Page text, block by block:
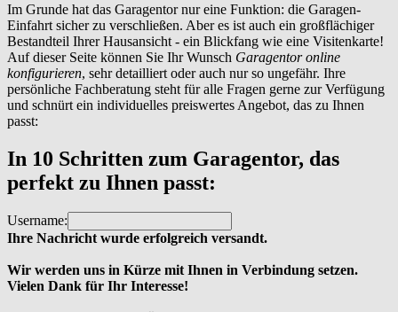
Im Grunde hat das Garagentor nur eine Funktion: die Garagen-
Einfahrt sicher zu verschließen. Aber es ist auch ein großflächiger
Bestandteil Ihrer Hausansicht - ein Blickfang wie eine Visitenkarte!
Auf dieser Seite können Sie Ihr Wunsch Garagentor online
konfigurieren, sehr detailliert oder auch nur so ungefähr. Ihre
persönliche Fachberatung steht für alle Fragen gerne zur Verfügung
und schnürt ein individuelles preiswertes Angebot, das zu Ihnen
passt:
In 10 Schritten zum Garagentor, das
perfekt zu Ihnen passt:
Username:
Ihre Nachricht wurde erfolgreich versandt.
Wir werden uns in Kürze mit Ihnen in Verbindung setzen.
Vielen Dank für Ihr Interesse!